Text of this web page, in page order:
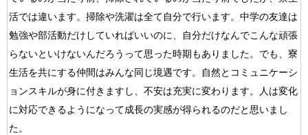
活では違います。掃除や洗濯は全て自分で行います。中学の友達は
勉強や部活動だけしていればいいのに、自分だけなんでこんな頑張
らないといけないんだろうって思った時期もありました。でも、寮
生活を共にする仲間はみんな同じ境遇です。自然とコミュニケーシ
ョンスキルが身に付きますし、不安は充実に変わります。人は変化
に対応できるようになって成長の実感が得られるのだと思いまし
た。